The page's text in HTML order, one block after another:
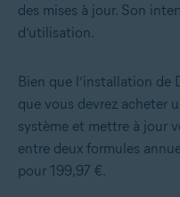
des mises à jour. Son
d’utilisation.
Bien que l’installation de
que vous devrez acheter
système et mettre à jour
entre deux formules
pour 199,97 €.